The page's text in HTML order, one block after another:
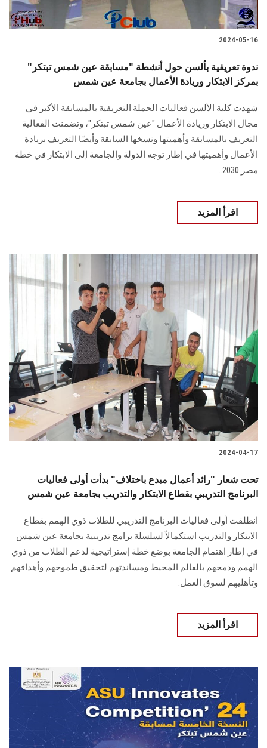
2024-05-16
ندوة تعريفية بألسن حول أنشطة "مسابقة عين شمس تبتكر"
بمركز الابتكار وريادة الأعمال بجامعة عين شمس
شهدت كلية الألسن فعاليات الحملة التعريفية بالمسابقة الأكبر في
مجال الابتكار وريادة الأعمال "‏عين شمس تبتكر"، وتضمنت الفعالية
التعريف بالمسابقة وأهميتها ونسخها السابقة وأيضًا التعريف ‏بريادة
الأعمال وأهميتها في إطار توجه الدولة والجامعة إلى الابتكار في خطة
‏مصر 2030.‏..
اقرأ المزيد
2024-04-17
تحت شعار "رائد أعمال مبدع باختلاف" بدأت أولى فعاليات
البرنامج التدريبي بقطاع الابتكار والتدريب بجامعة عين شمس
انطلقت أولى فعاليات البرنامج التدريبي للطلاب ذوي الهمم بقطاع
الابتكار والتدريب ‏استكمالاً لسلسلة برامج تدريبية بجامعة عين شمس
في إطار اهتمام الجامعة بوضع خطة ‏إستراتيجية لدعم الطلاب من ذوي
الهمم ودمجهم بالعالم المحيط ومساندتهم لتحقيق طموحهم ‏وأهدافهم
وتأهليهم لسوق العمل‎.‎
اقرأ المزيد